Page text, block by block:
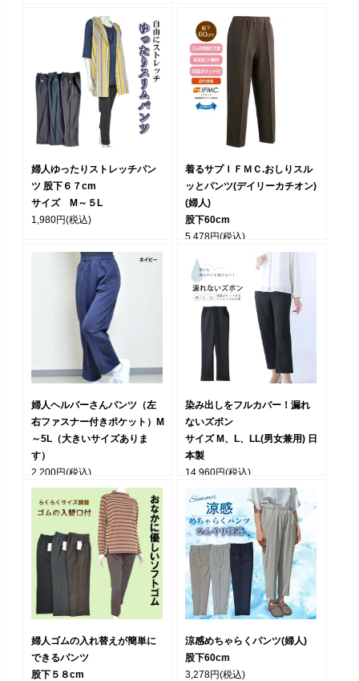
婦人ゆったりストレッチパン
ツ 股下６７cm
サイズ M～５L
1,980円(税込)
着るサプＩＦＭＣ.おしりスル
ッとパンツ(デイリーカチオン)
(婦人)
股下60cm
5,478円(税込)
婦人ヘルパーさんパンツ（左
右ファスナー付きポケット）M
～5L（大きいサイズありま
す）
2,200円(税込)
染み出しをフルカバー！漏れ
ないズボン
サイズ M、L、LL(男女兼用) 日
本製
14,960円(税込)
婦人ゴムの入れ替えが簡単に
できるパンツ
股下５８cm
涼感めちゃらくパンツ(婦人)
股下60cm
3,278円(税込)